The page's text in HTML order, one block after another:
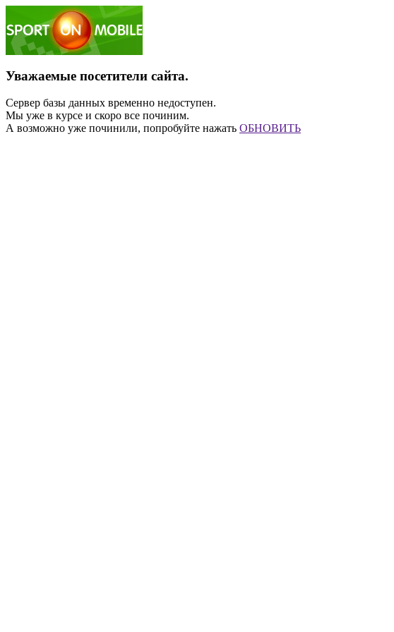
Уважаемые посетители сайта.
Сервер базы данных временно недоступен.
Мы уже в курсе и скоро все починим.
А возможно уже починили, попробуйте нажать ОБНОВИТЬ